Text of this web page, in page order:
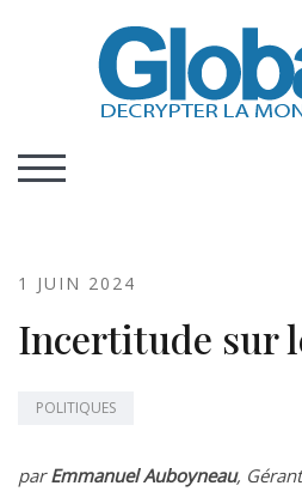
Globalix
TOGGLE MOBILE MENU
1 JUIN 2024
Incertitude sur
POLITIQUES
parEmmanuel Auboyneau,